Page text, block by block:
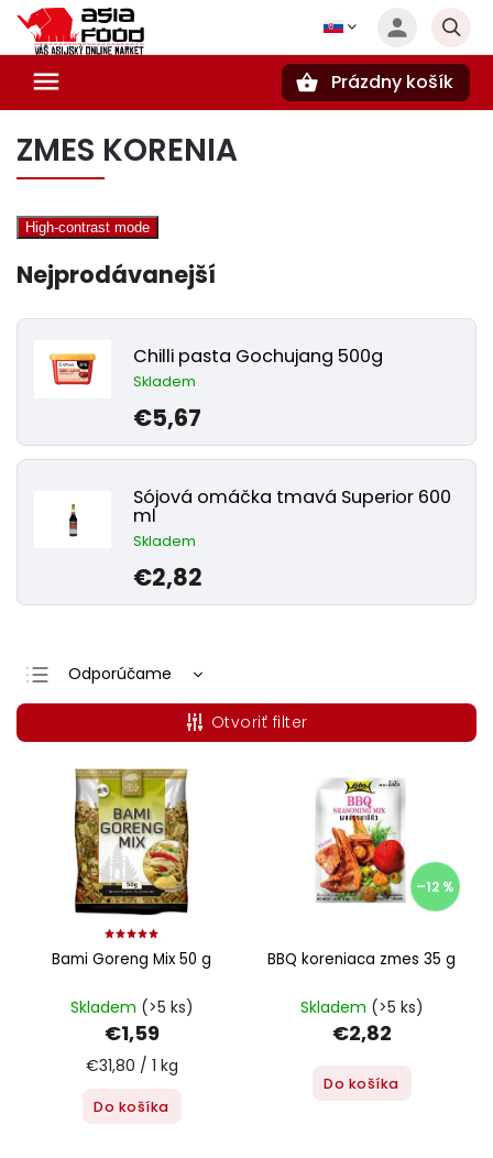
Prázdny košík
ZMES KORENIA
High-contrast mode
Nejprodávanejší
Chilli pasta Gochujang 500g
Skladem
€5,67
Sójová omáčka tmavá Superior 600
ml
Skladem
€2,82
Odporúčame
Najlacnejšie
Najdrahšie
Najpredávanejšie
Abecedne
Otvoriť filter
Bami Goreng Mix 50 g
Skladem (>5 ks)
€1,59
€31,80 / 1 kg
Do košíka
–12 %
BBQ koreniaca zmes 35 g
Skladem (>5 ks)
€2,82
Do košíka